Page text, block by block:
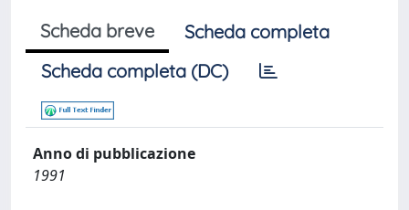
Scheda breve
Scheda completa
Scheda completa (DC)
Anno di pubblicazione
1991